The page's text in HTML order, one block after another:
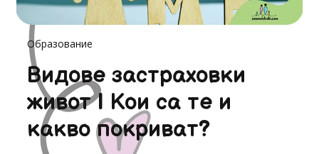
Образование
Видове застраховки
живот | Кои са те и
какво покриват?